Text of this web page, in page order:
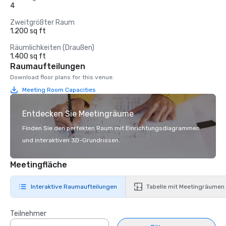
4
Zweitgrößter Raum
1.200 sq ft
Räumlichkeiten (Draußen)
1.400 sq ft
Raumaufteilungen
Download floor plans for this venue.
Meeting Room Capacities
Entdecken Sie Meetingräume
Finden Sie den perfekten Raum mit Einrichtungsdiagrammen
und interaktiven 3D-Grundrissen.
Meetingfläche
Interaktive Raumaufteilungen Tabelle mit Meetingräumen
Teilnehmer